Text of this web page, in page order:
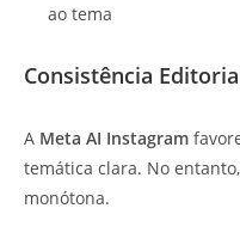
ao tema
Consistência
A Meta AI Instagram
temática clara. No
monótona.